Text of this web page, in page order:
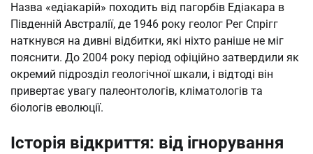
Назва «едіакарій» походить від пагорбів Едіакара в
Південній Австралії, де 1946 року геолог Рег Спрігг
наткнувся на дивні відбитки, які ніхто раніше не міг
пояснити. До 2004 року період офіційно затвердили як
окремий підрозділ геологічної шкали, і відтоді він
привертає увагу палеонтологів, кліматологів та
біологів еволюції.
Історія відкриття: від ігнорування